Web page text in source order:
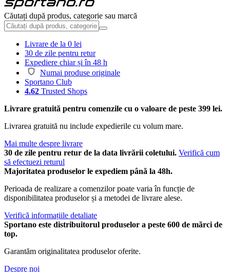
Căutați după produs, categorie sau marcă
Livrare de la 0 lei
30 de zile pentru retur
Expediere chiar și în 48 h
Numai produse originale
Sportano Club
4.62 Trusted Shops
Livrare gratuită pentru comenzile cu o valoare de peste 399 lei.
Livrarea gratuită nu include expedierile cu volum mare.
Mai multe despre livrare
30 de zile pentru retur de la data livrării coletului. Verifică cum
să efectuezi returul
Majoritatea produselor le expediem până la 48h.
Perioada de realizare a comenzilor poate varia în funcție de
disponibilitatea produselor și a metodei de livrare alese.
Verifică informațiile detaliate
Sportano este distribuitorul produselor a peste 600 de mărci de
top.
Garantăm originalitatea produselor oferite.
Despre noi